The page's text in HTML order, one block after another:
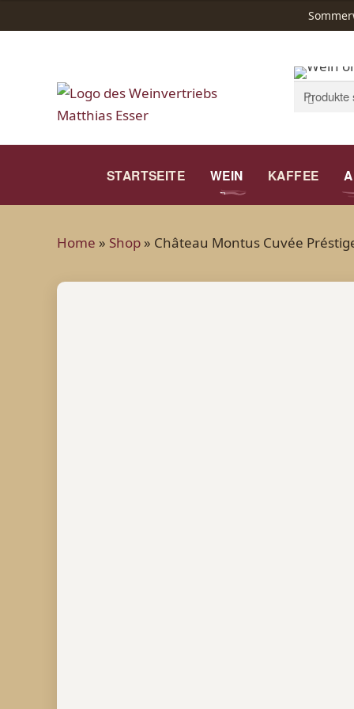
Suchen
nach:
Suchen
STARTSEITE WEIN KAFFEE
Home » Shop » Château Montus Cuvée